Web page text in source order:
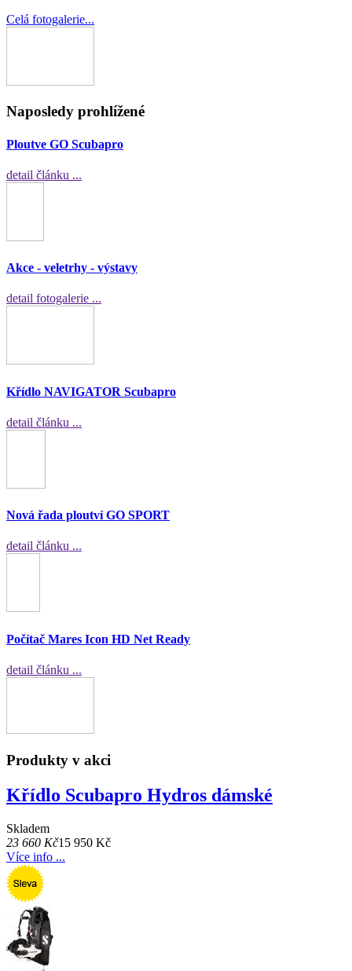
Celá fotogalerie...
Naposledy prohlížené
Ploutve GO Scubapro
detail článku ...
Akce - veletrhy - výstavy
detail fotogalerie ...
Křídlo NAVIGATOR Scubapro
detail článku ...
Nová řada ploutví GO SPORT
detail článku ...
Počítač Mares Icon HD Net Ready
detail článku ...
Produkty v akci
Křídlo Scubapro Hydros dámské
Skladem
23 660 Kč15 950 Kč
Více info ...